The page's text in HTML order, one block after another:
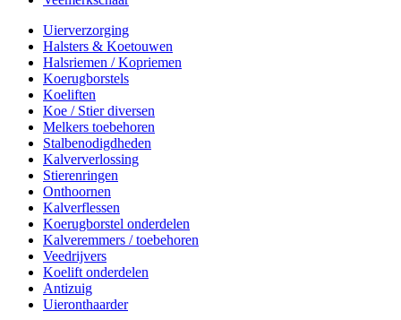
Uierverzorging
Halsters & Koetouwen
Halsriemen / Kopriemen
Koerugborstels
Koeliften
Koe / Stier diversen
Melkers toebehoren
Stalbenodigdheden
Kalververlossing
Stierenringen
Onthoornen
Kalverflessen
Koerugborstel onderdelen
Kalveremmers / toebehoren
Veedrijvers
Koelift onderdelen
Antizuig
Uieronthaarder